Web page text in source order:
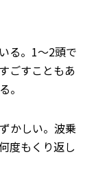
る。1～2頭で
ごすこともあ
。
かしい。波乗
度もくり返し